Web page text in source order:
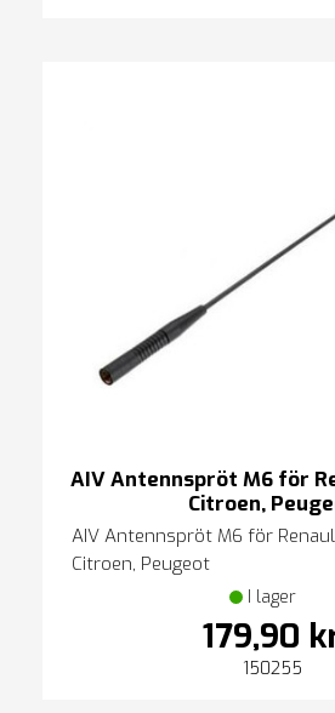
AIV Antennspröt M6 för
Citroen,
AIV Antennspröt M6 för
Citroen, Peugeot
I lager
179,90
150255